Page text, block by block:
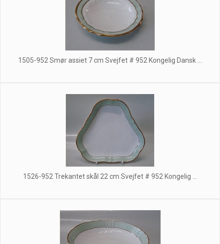
1505-952 Smør assiet 7 cm Svejfet # 952 Kongelig Dansk ...
1526-952 Trekantet skål 22 cm Svejfet # 952 Kongelig ...